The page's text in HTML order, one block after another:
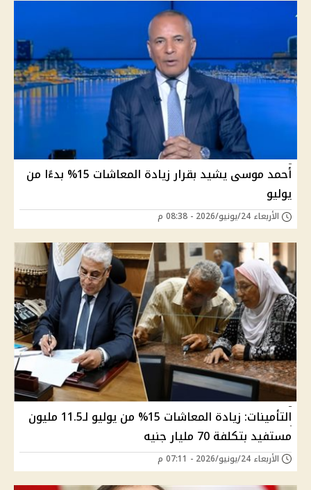
أحمد موسى يشيد بقرار زيادة المعاشات 15% بدءًا من
يوليو
الأربعاء 24/يونيو/2026 - 08:38 م
التأمينات: زيادة المعاشات 15% من يوليو لـ11.5 مليون
مستفيد بتكلفة 70 مليار جنيه
الأربعاء 24/يونيو/2026 - 07:11 م